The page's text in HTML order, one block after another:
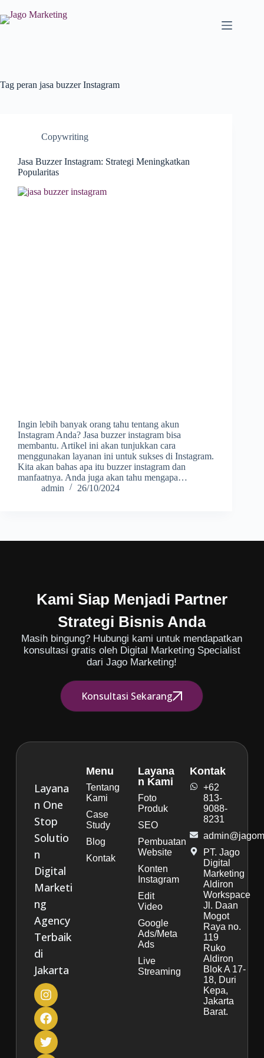
Tag peran jasa buzzer Instagram
Copywriting
Jasa Buzzer Instagram: Strategi Meningkatkan
Popularitas
Ingin lebih banyak orang tahu tentang akun
Instagram Anda? Jasa buzzer instagram bisa
membantu. Artikel ini akan tunjukkan cara
menggunakan layanan ini untuk sukses di Instagram.
Kita akan bahas apa itu buzzer instagram dan
manfaatnya. Anda juga akan tahu mengapa…
admin
26/10/2024
Kami Siap Menjadi Partner
Strategi Bisnis Anda
Masih bingung? Hubungi kami untuk mendapatkan
konsultasi gratis oleh Digital Marketing Specialist
dari Jago Marketing!
Konsultasi Sekarang
Layana
n One
Stop
Solutio
n
Digital
Marketi
ng
Agency
Terbaik
di
Jakarta
Menu
Tentang
Kami
Case
Study
Blog
Kontak
Layana
n Kami
Foto
Produk
SEO
Pembuatan
Website
Konten
Instagram
Edit
Video
Google
Ads/Meta
Ads
Live
Streaming
Kontak
+62
813-
9088-
8231
PT. Jago
Digital
Marketing
Aldiron
Workspace
Jl. Daan
Mogot
Raya no.
119
Ruko
Aldiron
Blok A 17-
18, Duri
Kepa,
Jakarta
Barat.